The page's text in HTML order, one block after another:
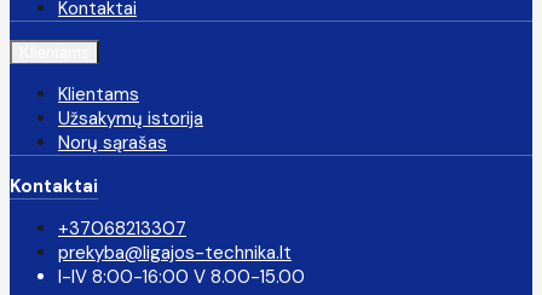
Kontaktai
Klientams
Užsakymų istorija
Norų sąrašas
Kontaktai
+37068213307
prekyba@ligajos-technika.lt
I-IV 8:00-16:00 V 8.00-15.00